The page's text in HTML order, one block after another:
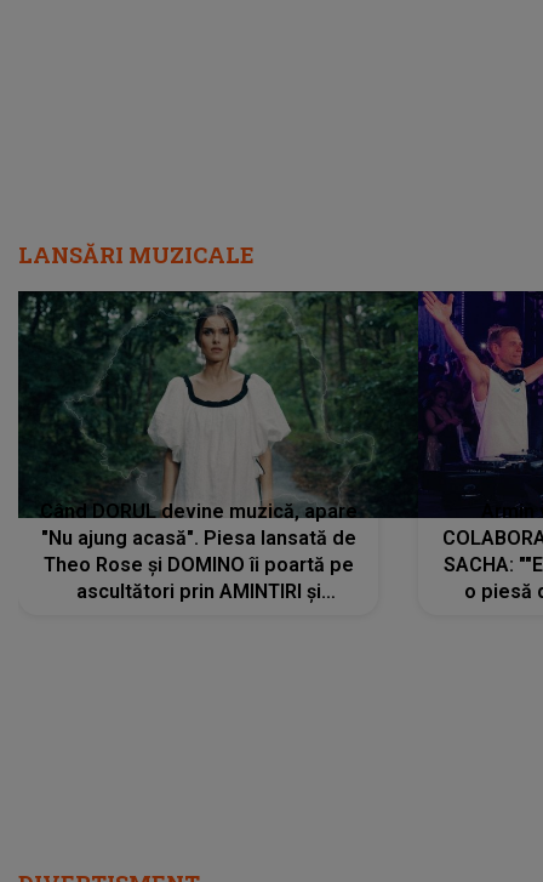
LANSĂRI MUZICALE
Când DORUL devine muzică, apare
"Nu ajung acasă". Piesa lansată de
Theo Rose și DOMINO îi poartă pe
ascultători prin AMINTIRI și
SACHA:
o piesă